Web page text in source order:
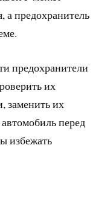
а предохранитель
предохранители
их
заменить их
перед
избежать